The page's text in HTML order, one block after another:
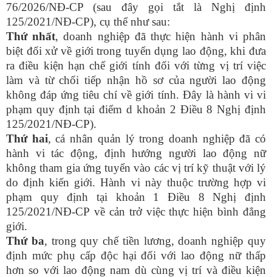
76/2026/NĐ-CP (sau đây gọi tắt là Nghị định
125/2021/NĐ-CP), cụ thểnhư sau:
Thứ nhất, doanh nghiệp đã thực hiện hành vi phân
biệt đối xử về giới trong tuyển dụng lao động, khi đưa
ra điều kiện hạn chế giới tính đối với từng vị trí việc
làm và từ chối tiếp nhận hồ sơ của người lao động
không đáp ứng tiêu chí về giới tính. Đây là hành vi vi
phạm quy định tại điểm d khoản 2 Điều 8 Nghị định
125/2021/NĐ-CP).
Thứ hai, cá nhân quản lý trong doanh nghiệp đã có
hành vi tác động, định hướng người lao động nữ
không tham gia ứng tuyển vào các vị trí kỹ thuật với lý
do định kiến giới. Hành vi này thuộc trường hợp vi
phạm quy định tại khoản 1 Điều 8 Nghị định
125/2021/NĐ-CP về cản trở việc thực hiện bình đẳng
giới.
Thứ ba, trong quy chế tiền lương, doanh nghiệp quy
định mức phụ cấp độc hại đối với lao động nữ thấp
hơn so với lao động nam dù cùng vị trí và điều kiện